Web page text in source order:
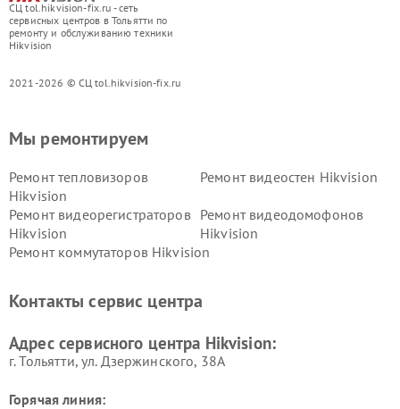
СЦ tol.hikvision-fix.ru - сеть
сервисных центров в Тольятти по
ремонту и обслуживанию техники
Hikvision
2021-2026 © СЦ tol.hikvision-fix.ru
Мы ремонтируем
Ремонт тепловизоров
Hikvision
Ремонт видеостен Hikvision
Ремонт видеорегистраторов
Hikvision
Ремонт видеодомофонов
Hikvision
Ремонт коммутаторов Hikvision
Контакты сервис центра
Адрес сервисного центра Hikvision:
г. Тольятти, ул. Дзержинского, 38А
Горячая линия: